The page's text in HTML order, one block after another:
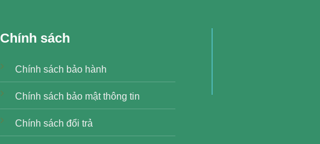
Chính sách
Chính sách bảo hành
Chính sách bảo mật thông tin
Chính sách đổi trả